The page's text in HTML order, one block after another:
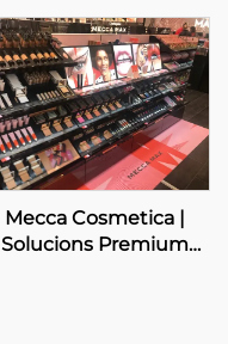
marca de Luxe
Mecca Cosmetica |
Solucions Premium